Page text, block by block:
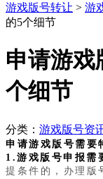
游戏版号转让 > 游
的5个细节
申请游戏
个细节
分类： 游戏版号资
申请游戏版号需要
1. 游戏版号申报需
提条件的，办理版